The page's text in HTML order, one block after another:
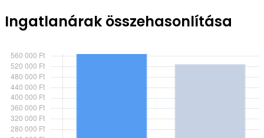
Ingatlanárak összehasonlítása